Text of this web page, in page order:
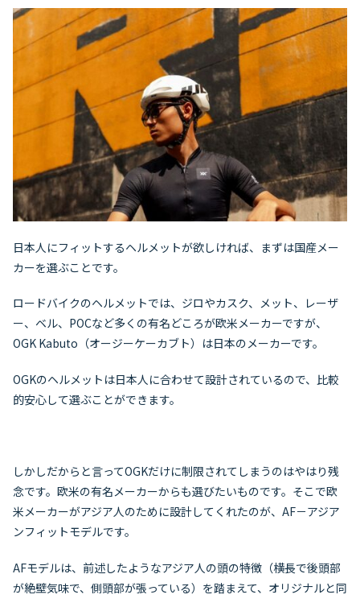
日本人にフィットするヘルメットが欲しければ、まずは国産メー
カーを選ぶことです。
ロードバイクのヘルメットでは、ジロやカスク、メット、レーザ
ー、ベル、POCなど多くの有名どころが欧米メーカーですが、
OGK Kabuto（オージーケーカブト）は日本のメーカーです。
OGKのヘルメットは日本人に合わせて設計されているので、比較
的安心して選ぶことができます。
しかしだからと言ってOGKだけに制限されてしまうのはやはり残
念です。欧米の有名メーカーからも選びたいものです。そこで欧
米メーカーがアジア人のために設計してくれたのが、AF－アジア
ンフィットモデルです。
AFモデルは、前述したようなアジア人の頭の特徴（横長で後頭部
が絶壁気味で、側頭部が張っている）を踏まえて、オリジナルと同